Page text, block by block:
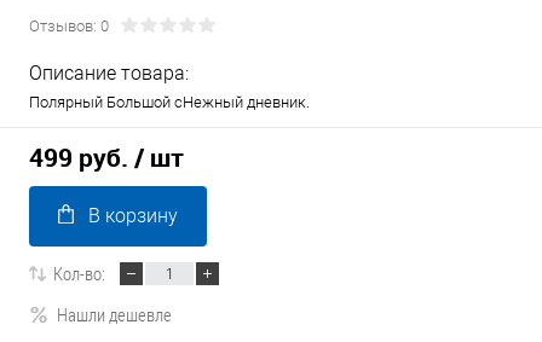
Отзывов: 0
Описание товара:
Полярный Большой сНежный дневник.
499 руб. / шт
В корзину
Кол-во:
Нашли дешевле